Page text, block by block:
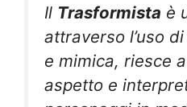
Il Trasformista è
attraverso l’uso
e mimica, riesce
aspetto e